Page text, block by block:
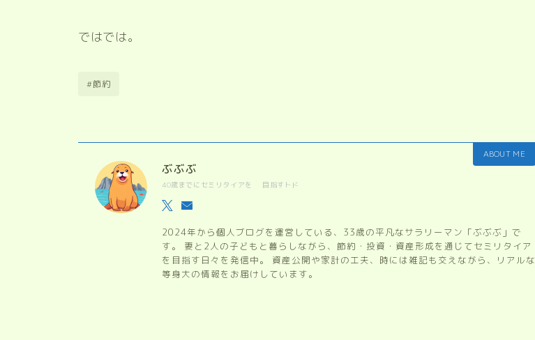
ではでは。
#節約
ABOUT ME
ぶぶぶ
40歳までにセミリタイアを 目指すトド
2024年から個人ブログを運営している、33歳の平凡なサラリーマン「ぶぶぶ」で
す。 妻と2人の子どもと暮らしながら、節約・投資・資産形成を通じてセミリタイア
を目指す日々を発信中。 資産公開や家計の工夫、時には雑記も交えながら、リアルな
等身大の情報をお届けしています。